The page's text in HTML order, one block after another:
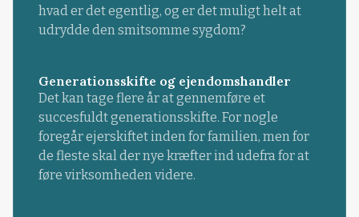
hvad er det egentlig, og er det muligt helt at
udrydde den smitsomme sygdom?
Generationsskifte og ejendomshandler
Det kan tage flere år at gennemføre et
succesfuldt generationsskifte. For nogle
foregår ejerskiftet inden for familien, men for
de fleste skal der nye kræfter ind udefra for at
føre virksomheden videre.